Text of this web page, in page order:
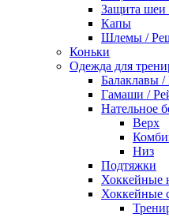
Защита шеи
Капы
Шлемы /
Коньки
Одежда для
Балаклавы
Гамаши /
Нательное
Верх
Низ
Подтяжки
Хоккейные
Хоккейные